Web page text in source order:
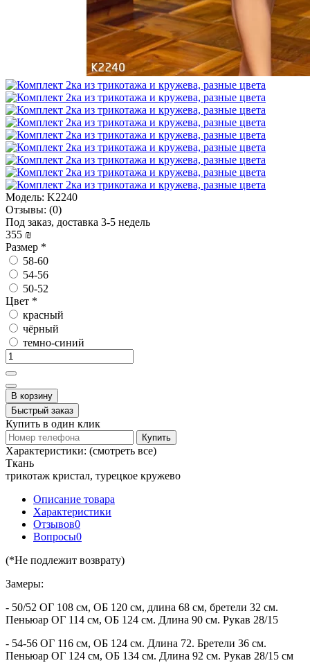
Модель: K2240
Отзывы: (0)
Под заказ, доставка 3-5 недель
355 ₪
Размер *
58-60
54-56
50-52
Цвет *
красный
чёрный
темно-синий
В корзину
Быстрый заказ
Купить в один клик
Купить
Характеристики: (смотреть все)
Ткань
трикотаж кристал, турецкое кружево
Описание товара
Характеристики
Отзывов0
Вопросы0
(*Не подлежит возврату)
Замеры:
- 50/52 ОГ 108 см, ОБ 120 см, длина 68 см, бретели 32 см.
Пеньюар ОГ 114 см, ОБ 124 см. Длина 90 см. Рукав 28/15
- 54-56 ОГ 116 см, ОБ 124 см. Длина 72. Бретели 36 см.
Пеньюар ОГ 124 см, ОБ 134 см. Длина 92 см. Рукав 28/15 см